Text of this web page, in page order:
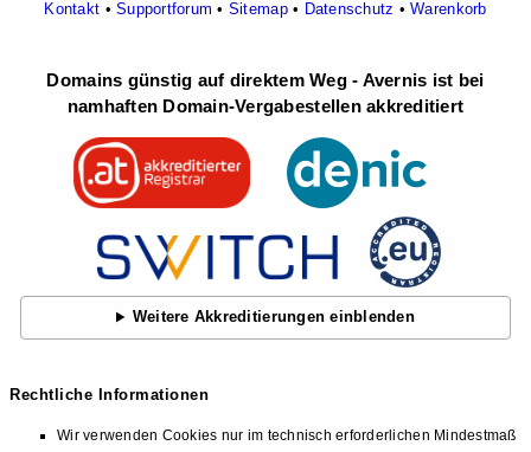
Kontakt •Supportforum • Sitemap• Datenschutz •Warenkorb
Domains günstig auf direktem Weg - Avernis ist bei
namhaften Domain-Vergabestellen akkreditiert
Weitere Akkreditierungen einblenden
Rechtliche Informationen
Wir verwenden Cookies nur im technisch erforderlichen Mindestmaß